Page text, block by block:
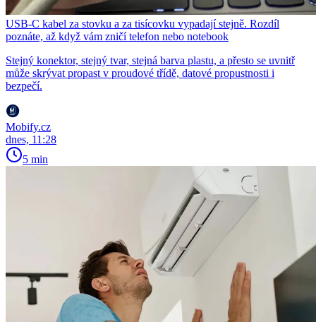
USB-C kabel za stovku a za tisícovku vypadají stejně. Rozdíl
poznáte, až když vám zničí telefon nebo notebook
Stejný konektor, stejný tvar, stejná barva plastu, a přesto se uvnitř
může skrývat propast v proudové třídě, datové propustnosti i
bezpečí.
Mobify.cz
dnes, 11:28
5 min